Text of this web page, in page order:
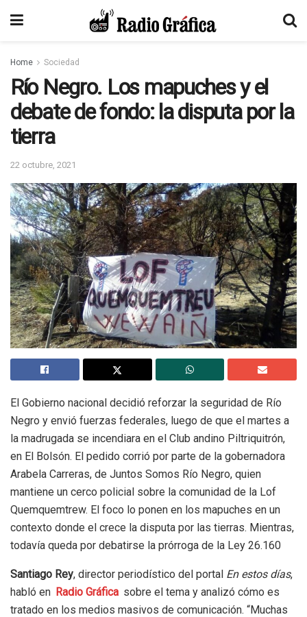
Home Sociedad
Río Negro. Los mapuches y el
debate de fondo: la disputa por la
tierra
22 octubre, 2021
El Gobierno nacional decidió reforzar la seguridad de Río
Negro y envió fuerzas federales, luego de que el martes a
la madrugada se incendiara en el Club andino Piltriquitrón,
en El Bolsón. El pedido corrió por parte de la gobernadora
Arabela Carreras, de Juntos Somos Río Negro, quien
mantiene un cerco policial sobre la comunidad de la Lof
Quemquemtrew. El foco lo ponen en los mapuches en un
contexto donde el crece la disputa por las tierras. Mientras,
todavía queda por debatirse la prórroga de la Ley 26.160
Santiago Rey, director periodístico del portal En estos días,
habló en Radio Gráfica sobre el tema y analizó cómo es
tratado en los medios masivos de comunicación. “Muchas